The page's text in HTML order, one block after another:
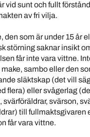
vid sunt och fullt
av fri vilja.
den som är under 15 år
störning saknar insikt
får inte vara vittne.
sambo eller den
släktskap (det vill
flera) eller svågerlag
svärföräldrar, svärson,
till fullmaktsgivaren
får vara vittne.